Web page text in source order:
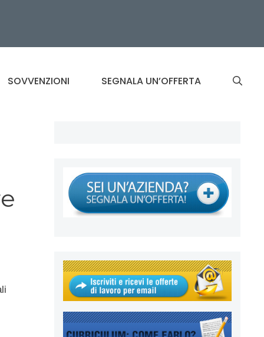
SOVVENZIONI SEGNALA UN’OFFERTA